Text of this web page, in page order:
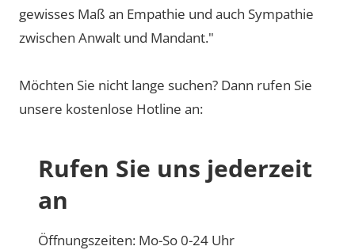
gewisses Maß an Empathie und auch Sympathie
zwischen Anwalt und Mandant."
Möchten Sie nicht lange suchen? Dann rufen Sie
unsere kostenlose Hotline an:
Rufen Sie uns jederzeit
an
Öffnungszeiten: Mo-So 0-24 Uhr